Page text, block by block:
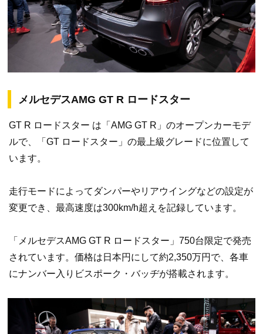
メルセデスAMG GT R ロードスター
GT R ロードスター は「AMG GT R」のオープンカーモデ
ルで、「GT ロードスター」の最上級グレードに位置して
います。
走行モードによってダンパーやリアウイングなどの設定が
変更でき、最高速度は300km/h超えを記録しています。
「メルセデスAMG GT R ロードスター」750台限定で発売
されています。価格は日本円にして約2,350万円で、各車
にナンバー入りビスポーク・バッヂが搭載されます。